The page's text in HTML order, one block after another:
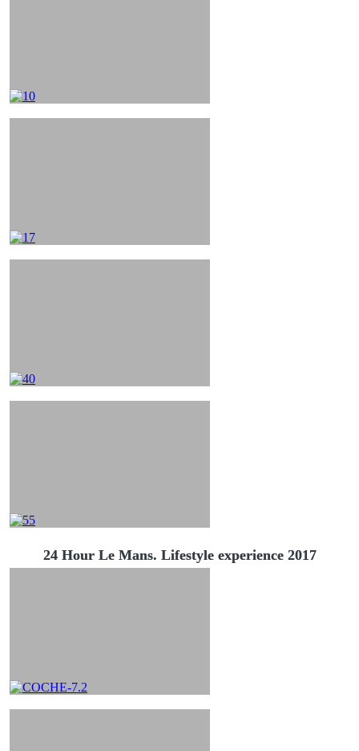
24 Hour Le Mans. Lifestyle experience 2017